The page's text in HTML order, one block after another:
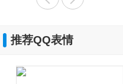
推荐QQ表情